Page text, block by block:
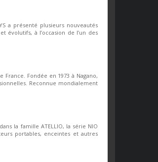
a présenté plusieurs nouveautés
évolutifs, à l’occasion de l’un des
Fondée en 1973 à Nagano,
Reconnue mondialement
la famille ATELLIO, la série NIO
portables, enceintes et autres